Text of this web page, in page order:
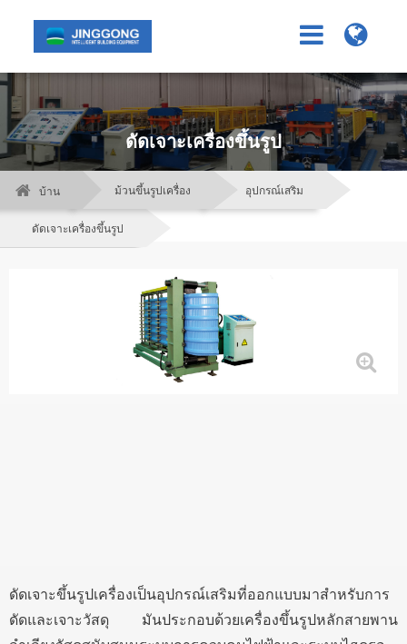
ดัดเจาะเครื่องขึ้นรูป
บ้าน ม้วนขึ้นรูปเครื่อง อุปกรณ์เสริม
ดัดเจาะเครื่องขึ้นรูป
ดัดเจาะขึ้นรูปเครื่องเป็นอุปกรณ์เสริมที่ออกแบบมาสำหรับการ
ดัดและเจาะวัสดุ มันประกอบด้วยเครื่องขึ้นรูปหลักสายพาน